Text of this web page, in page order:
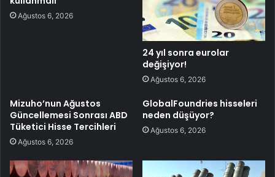
Ağustos 6, 2026
24 yıl sonra eurolar
değişiyor!
Ağustos 6, 2026
Mizuho’nun Ağustos
Güncellemesi Sonrası ABD
Tüketici Hisse Tercihleri
Ağustos 6, 2026
GlobalFoundries hisseleri
neden düşüyor?
Ağustos 6, 2026